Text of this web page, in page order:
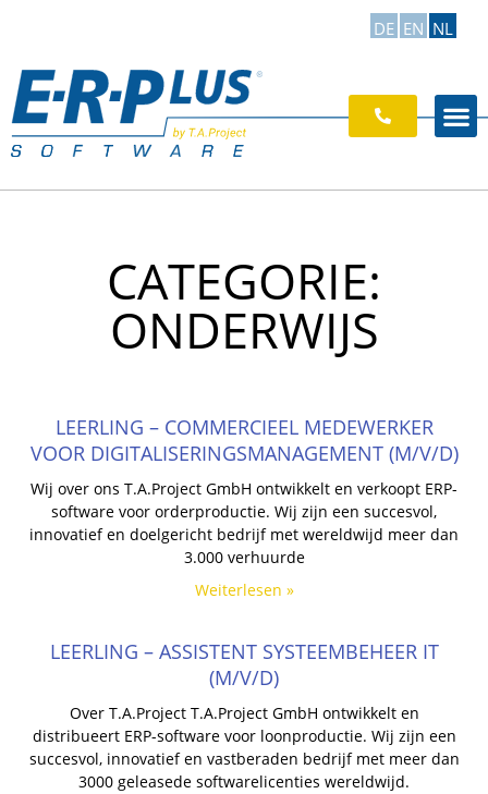
DE EN NL
CATEGORIE:
ONDERWIJS
LEERLING – COMMERCIEEL MEDEWERKER
VOOR DIGITALISERINGSMANAGEMENT (M/V/D)
Wij over ons T.A.Project GmbH ontwikkelt en verkoopt ERP-
software voor orderproductie. Wij zijn een succesvol,
innovatief en doelgericht bedrijf met wereldwijd meer dan
3.000 verhuurde
Weiterlesen »
LEERLING – ASSISTENT SYSTEEMBEHEER IT
(M/V/D)
Over T.A.Project T.A.Project GmbH ontwikkelt en
distribueert ERP-software voor loonproductie. Wij zijn een
succesvol, innovatief en vastberaden bedrijf met meer dan
3000 geleasede softwarelicenties wereldwijd.